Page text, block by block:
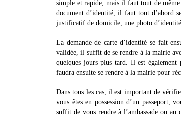
simple et rapide, mais il faut tout de
document d’identité, il faut tout d’abord
justificatif de domicile, une photo
La demande de carte d’identité se fait
validée, il suffit de se rendre à la mairie
quelques jours plus tard. Il est
faudra ensuite se rendre à la mairie pour
Dans tous les cas, il est important de
vous êtes en possession d’un passeport,
suffit de vous rendre à l’ambassade ou